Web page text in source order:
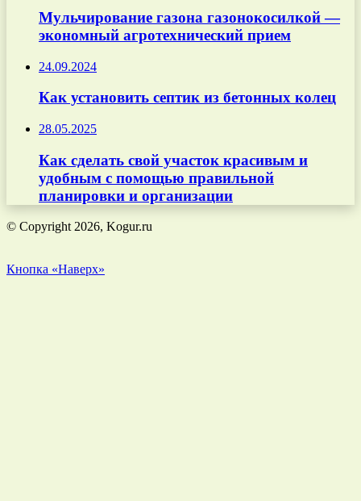
Мульчирование газона газонокосилкой —
экономный агротехнический прием
24.09.2024
Как установить септик из бетонных колец
28.05.2025
Как сделать свой участок красивым и
удобным с помощью правильной
планировки и организации
© Copyright 2026, Kogur.ru
Кнопка «Наверх»